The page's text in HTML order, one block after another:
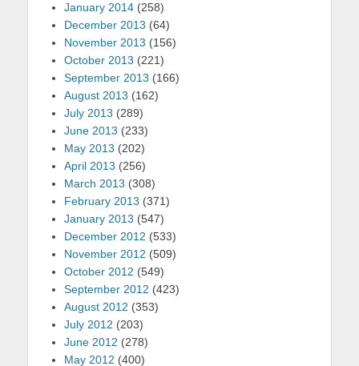
January 2014 (258)
December 2013 (64)
November 2013 (156)
October 2013 (221)
September 2013 (166)
August 2013 (162)
July 2013 (289)
June 2013 (233)
May 2013 (202)
April 2013 (256)
March 2013 (308)
February 2013 (371)
January 2013 (547)
December 2012 (533)
November 2012 (509)
October 2012 (549)
September 2012 (423)
August 2012 (353)
July 2012 (203)
June 2012 (278)
May 2012 (400)